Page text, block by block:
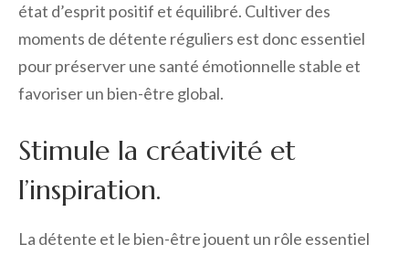
état d’esprit positif et équilibré. Cultiver des
moments de détente réguliers est donc essentiel
pour préserver une santé émotionnelle stable et
favoriser un bien-être global.
Stimule la créativité et
l’inspiration.
La détente et le bien-être jouent un rôle essentiel